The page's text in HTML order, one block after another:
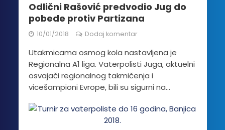
Odlični Rašović predvodio Jug do
pobede protiv Partizana
10/01/2018 Dodaj komentar
Utakmicama osmog kola nastavljena je
Regionalna A1 liga. Vaterpolisti Juga, aktuelni
osvajači regionalnog takmičenja i
vicešampioni Evrope, bili su sigurni na...